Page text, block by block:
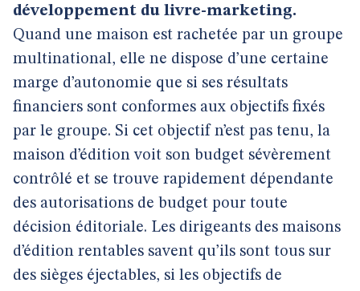
développement du livre-marketing.
Quand une maison est rachetée par un groupe
multinational, elle ne dispose d’une certaine
marge d’autonomie que si ses résultats
financiers sont conformes aux objectifs fixés
par le groupe. Si cet objectif n’est pas tenu, la
maison d’édition voit son budget sévèrement
contrôlé et se trouve rapidement dépendante
des autorisations de budget pour toute
décision éditoriale. Les dirigeants des maisons
d’édition rentables savent qu’ils sont tous sur
des sièges éjectables, si les objectifs de